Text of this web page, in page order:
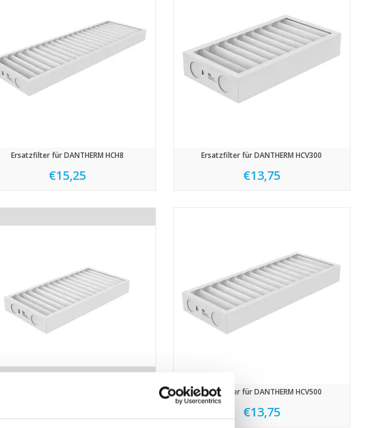
Ersatzfilter für DANTHERM HCH8
€15,25
Ersatzfilter für DANTHERM HCV300
€13,75
Ersatzfilter für DANTHERM HCV500
€13,75